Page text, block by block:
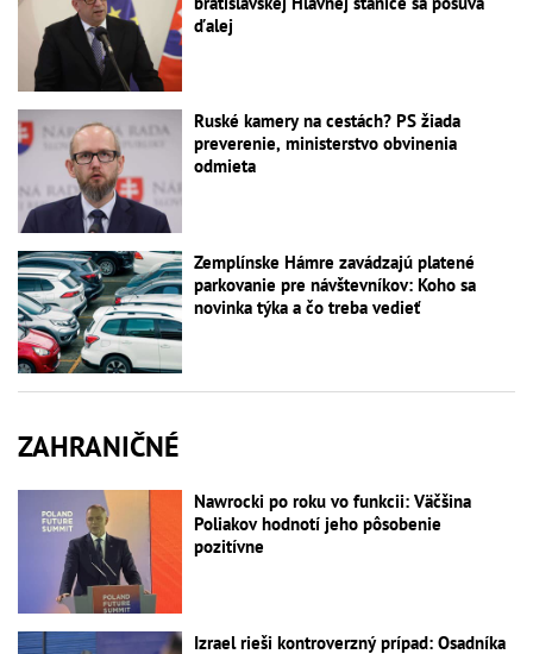
ďalej
Ruské kamery na cestách? PS žiada
preverenie, ministerstvo obvinenia
odmieta
Zemplínske Hámre zavádzajú platené
parkovanie pre návštevníkov: Koho sa
novinka týka a čo treba vedieť
ZAHRANIČNÉ
Nawrocki po roku vo funkcii: Väčšina
Poliakov hodnotí jeho pôsobenie
pozitívne
Izrael rieši kontroverzný prípad: Osadníka